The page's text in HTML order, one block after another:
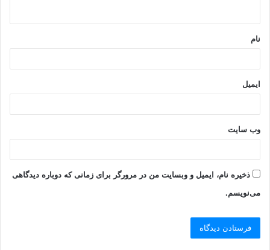
*
نام
ایمیل
وب‌ سایت
ذخیره نام، ایمیل و وبسایت من در مرورگر برای زمانی که دوباره دیدگاهی
می‌نویسم.